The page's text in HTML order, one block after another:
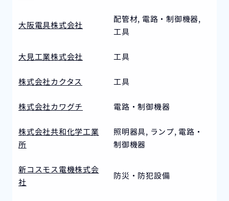
大阪電具株式会社
配管材, 電路・制御機器,
工具
大見工業株式会社 工具
株式会社カクタス 工具
株式会社カワグチ 電路・制御機器
株式会社共和化学工業
所
照明器具, ランプ, 電路・
制御機器
新コスモス電機株式会
社
防災・防犯設備